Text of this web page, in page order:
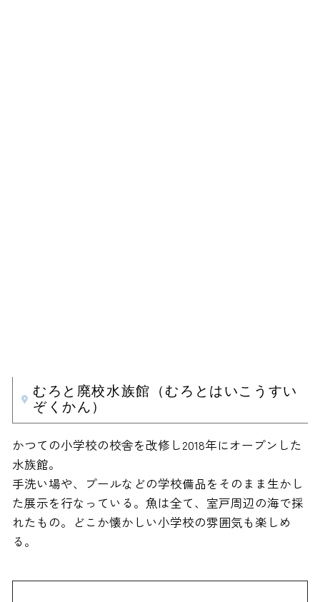
むろと廃校水族館（むろとはいこうすい
ぞくかん）
かつての小学校の校舎を改修し2018年にオープンした
水族館。
手洗い場や、プールなどの学校備品をそのまま生かし
た展示を行なっている。魚は全て、室戸周辺の海で採
れたもの。どこか懐かしい小学校の雰囲気も楽しめ
る。